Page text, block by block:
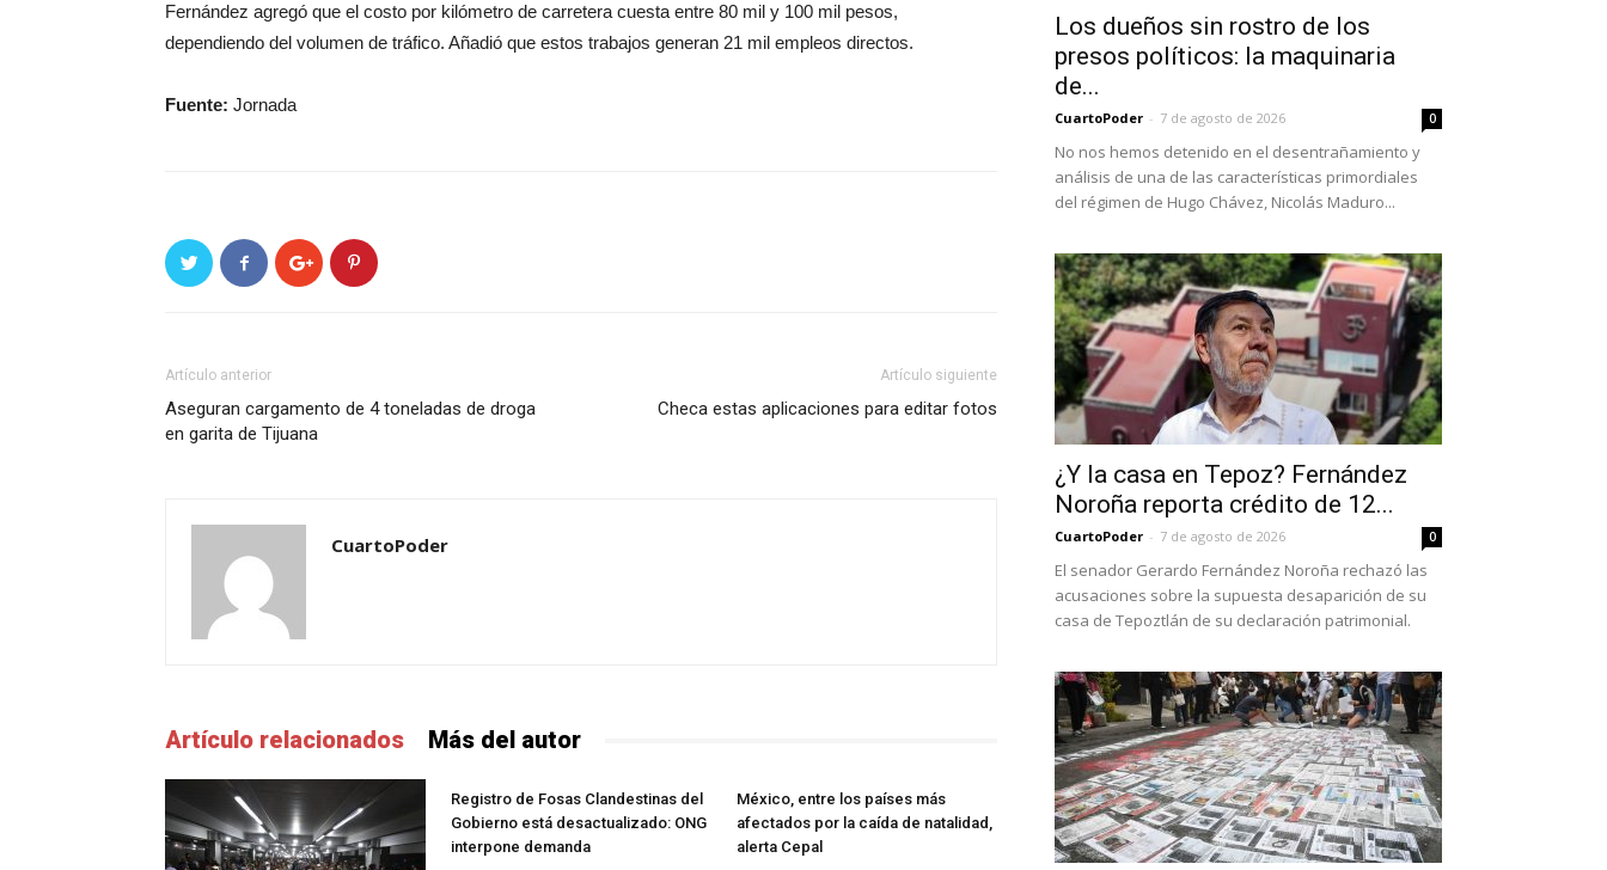
Fernández agregó que el costo por kilómetro de carretera cuesta entre 80 mil y 100 mil pesos,
dependiendo del volumen de tráfico. Añadió que estos trabajos generan 21 mil empleos directos.
Fuente: Jornada
Artículo anterior
Aseguran cargamento de 4 toneladas de droga
en garita de Tijuana
Artículo siguiente
Checa estas aplicaciones para editar fotos
CuartoPoder
Artículo relacionados Más del autor
Registro de Fosas Clandestinas del
Gobierno está desactualizado: ONG
interpone demanda
México, entre los países más
afectados por la caída de natalidad,
alerta Cepal
Los dueños sin rostro de los
presos políticos: la maquinaria
de...
CuartoPoder - 7 de agosto de 2026 0
No nos hemos detenido en el desentrañamiento y
análisis de una de las características primordiales
del régimen de Hugo Chávez, Nicolás Maduro...
¿Y la casa en Tepoz? Fernández
Noroña reporta crédito de 12...
CuartoPoder - 7 de agosto de 2026 0
El senador Gerardo Fernández Noroña rechazó las
acusaciones sobre la supuesta desaparición de su
casa de Tepoztlán de su declaración patrimonial.